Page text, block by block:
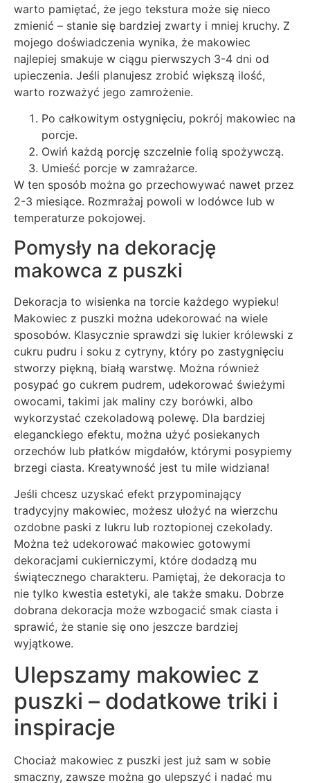
warto pamiętać, że jego tekstura może się nieco
zmienić – stanie się bardziej zwarty i mniej kruchy. Z
mojego doświadczenia wynika, że makowiec
najlepiej smakuje w ciągu pierwszych 3-4 dni od
upieczenia. Jeśli planujesz zrobić większą ilość,
warto rozważyć jego zamrożenie.
Po całkowitym ostygnięciu, pokrój makowiec na
porcje.
Owiń każdą porcję szczelnie folią spożywczą.
Umieść porcje w zamrażarce.
W ten sposób można go przechowywać nawet przez
2-3 miesiące. Rozmrażaj powoli w lodówce lub w
temperaturze pokojowej.
Pomysły na dekorację
makowca z puszki
Dekoracja to wisienka na torcie każdego wypieku!
Makowiec z puszki można udekorować na wiele
sposobów. Klasycznie sprawdzi się lukier królewski z
cukru pudru i soku z cytryny, który po zastygnięciu
stworzy piękną, białą warstwę. Można również
posypać go cukrem pudrem, udekorować świeżymi
owocami, takimi jak maliny czy borówki, albo
wykorzystać czekoladową polewę. Dla bardziej
eleganckiego efektu, można użyć posiekanych
orzechów lub płatków migdałów, którymi posypiemy
brzegi ciasta. Kreatywność jest tu mile widziana!
Jeśli chcesz uzyskać efekt przypominający
tradycyjny makowiec, możesz ułożyć na wierzchu
ozdobne paski z lukru lub roztopionej czekolady.
Można też udekorować makowiec gotowymi
dekoracjami cukierniczymi, które dodadzą mu
świątecznego charakteru. Pamiętaj, że dekoracja to
nie tylko kwestia estetyki, ale także smaku. Dobrze
dobrana dekoracja może wzbogacić smak ciasta i
sprawić, że stanie się ono jeszcze bardziej
wyjątkowe.
Ulepszamy makowiec z
puszki – dodatkowe triki i
inspiracje
Chociaż makowiec z puszki jest już sam w sobie
smaczny, zawsze można go ulepszyć i nadać mu